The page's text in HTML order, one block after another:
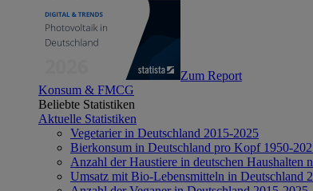
Zum Report
Konsum & FMCG
Beliebte Statistiken
Aktuelle Statistiken
Vegetarier in Deutschland 2015-2025
Bierkonsum in Deutschland pro Kopf 1950-
Anzahl der Haustiere in deutschen Haushalten
Umsatz mit Bio-Lebensmitteln in Deutschland